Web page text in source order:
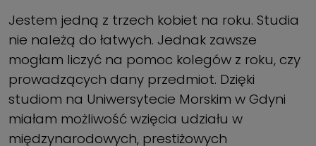
Jestem jedną z trzech kobiet na roku. Studia
nie należą do łatwych. Jednak zawsze
mogłam liczyć na pomoc kolegów z roku, czy
prowadzących dany przedmiot. Dzięki
studiom na Uniwersytecie Morskim w Gdyni
miałam możliwość wzięcia udziału w
międzynarodowych, prestiżowych